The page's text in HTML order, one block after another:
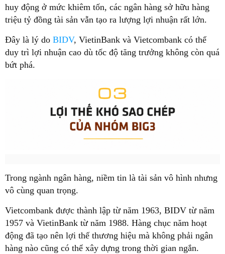
huy động ở mức khiêm tốn, các ngân hàng sở hữu hàng
triệu tỷ đồng tài sản vẫn tạo ra lượng lợi nhuận rất lớn.
Đây là lý do BIDV, VietinBank và Vietcombank có thể
duy trì lợi nhuận cao dù tốc độ tăng trưởng không còn quá
bứt phá.
Trong ngành ngân hàng, niềm tin là tài sản vô hình nhưng
vô cùng quan trọng.
Vietcombank được thành lập từ năm 1963, BIDV từ năm
1957 và VietinBank từ năm 1988. Hàng chục năm hoạt
động đã tạo nên lợi thế thương hiệu mà không phải ngân
hàng nào cũng có thể xây dựng trong thời gian ngắn.